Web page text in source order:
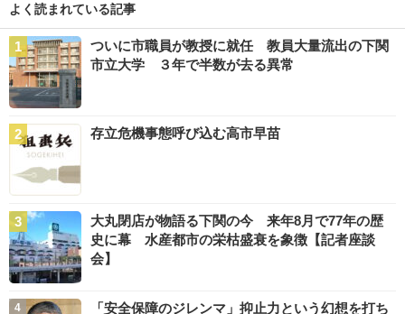
よく読まれている記事
ついに市職員が教授に就任 教員大量流出の下関
市立大学 ３年で半数が去る異常
存立危機事態呼び込む高市早苗
大丸閉店が物語る下関の今 来年8月で77年の歴
史に幕 水産都市の栄枯盛衰を象徴【記者座談
会】
「安全保障のジレンマ」抑止力という幻想を打ち